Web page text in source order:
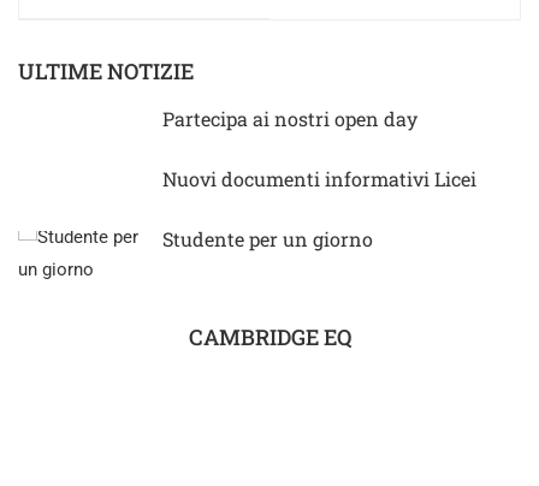
ULTIME NOTIZIE
Partecipa ai nostri open day
Nuovi documenti informativi Licei
Studente per un giorno
CAMBRIDGE EQ